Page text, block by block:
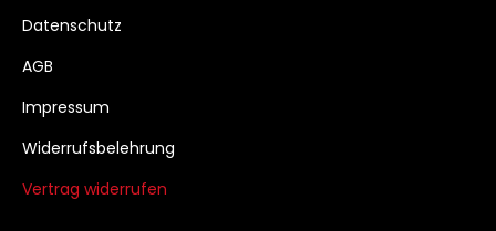
Datenschutz
AGB
Impressum
Widerrufsbelehrung
Vertrag widerrufen